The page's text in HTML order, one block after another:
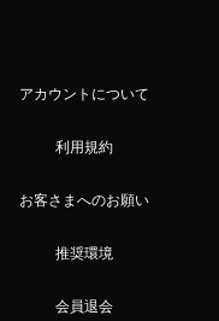
アカウントについて
利用規約
お客さまへのお願い
推奨環境
会員退会